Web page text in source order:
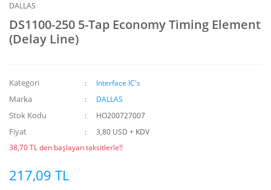
DALLAS
DS1100-250 5-Tap Economy Timing Element
(Delay Line)
Kategori Interface IC's
Marka DALLAS
Stok Kodu HO200727007
Fiyat
3,80 USD + KDV
38,70 TL den başlayan taksitlerle!!
217,09 TL